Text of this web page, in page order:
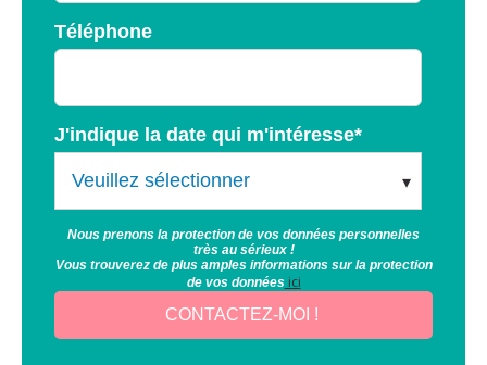
Téléphone
J'indique la date qui m'intéresse*
Nous prenons la protection de vos données personnelles
très au sérieux !
Vous trouverez de plus amples informations sur la protection
de vos donnéesici